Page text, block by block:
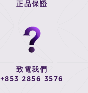
正品保證
致電我們
+853 2856 3576